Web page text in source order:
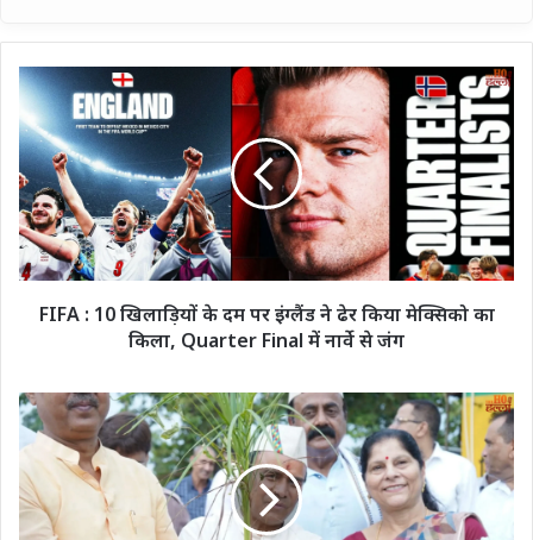
FIFA
:
10
खिलाड़ियों
के
दम
पर
इंग्लैंड
ने
किया
किला,
Quarter
Final
में
नार्वे
FIFA : 10 खिलाड़ियों के दम पर इंग्लैंड ने ढेर किया मेक्सिको का
किला, Quarter Final में नार्वे से जंग
सहकारिता
मंत्रालय
के
पांच
साल